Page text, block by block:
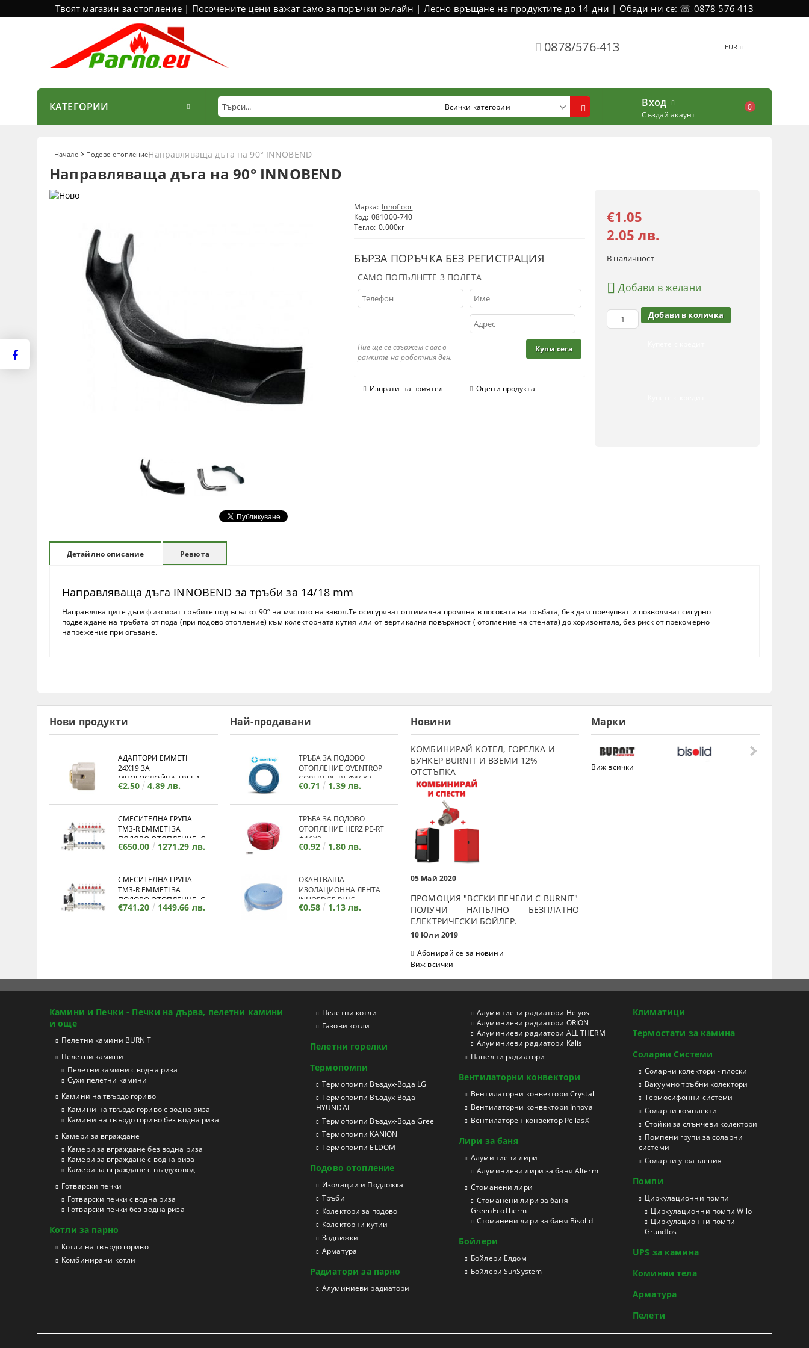
Твоят магазин за отопление | Посочените цени важат само за поръчки онлайн | Лесно връщане на продуктите до 14 дни | Обади ни се: ☏ 0878 576 413
0878/576-413 EUR
КАТЕГОРИИ Вход
Създай акаунт
0
Начало Подово отоплениеНаправляваща дъга на 90° INNOBEND
Направляваща дъга на 90° INNOBEND
Марка: Innofloor
Код: 081000-740
Тегло: 0.000кг
БЪРЗА ПОРЪЧКА БЕЗ РЕГИСТРАЦИЯ
САМО ПОПЪЛНЕТЕ 3 ПОЛЕТА
Ние ще се свържем с вас в
рамките на работния ден.
Изпрати на приятел Оцени продукта
€1.05
2.05 лв.
В наличност
Добави в желани
Детайлно описание Ревюта
Направляваща дъга INNOBEND за тръби за 14/18 mm
Направляващите дъги фиксират тръбите под ъгъл от 90º на мястото на завоя.Те осигуряват оптимална промяна в посоката на тръбата, без да я пречупват и позволяват сигурно
подвеждане на тръбата от пода (при подово отопление) към колекторната кутия или от вертикална повърхност ( отопление на стената) до хоризонтала, без риск от прекомерно
напрежение при огъване.
Нови продукти
АДАПТОРИ EMMETI
24X19 ЗА
МНОГОСЛОЙНА ТРЪБА
€2.50 4.89 лв.
СМЕСИТЕЛНА ГРУПА
TM3-R EMMETI ЗА
ПОДОВО ОТОПЛЕНИЕ, С
КОЛЕКТОР - 12 ИЗВОДА
€650.00 1271.29 лв.
СМЕСИТЕЛНА ГРУПА
TM3-R EMMETI ЗА
ПОДОВО ОТОПЛЕНИЕ, С
КОЛЕКТОР - 11 ИЗВОДА
€741.20 1449.66 лв.
Най-продавани
ТРЪБА ЗА ПОДОВО
ОТОПЛЕНИЕ OVENTROP
COPERT PE-RT Ф16Х2
€0.71 1.39 лв.
ТРЪБА ЗА ПОДОВО
ОТОПЛЕНИЕ HERZ PE-RT
Ф16Х2
€0.92 1.80 лв.
ОКАНТВАЩА
ИЗОЛАЦИОННА ЛЕНТА
INNOEDGE PLUS
€0.58 1.13 лв.
Новини
КОМБИНИРАЙ КОТЕЛ, ГОРЕЛКА И
БУНКЕР BURNIT И ВЗЕМИ 12%
ОТСТЪПКА
05 Май 2020
ПРОМОЦИЯ "ВСЕКИ ПЕЧЕЛИ С BURNIT"
ПОЛУЧИ НАПЪЛНО БЕЗПЛАТНО
ЕЛЕКТРИЧЕСКИ БОЙЛЕР.
10 Юли 2019
Абонирай се за новини
Виж всички
Марки
Виж всички
Камини и Печки - Печки на дърва, пелетни камини
и още
Пелетни камини BURNiT
Пелетни камини
Пелетни камини с водна риза
Сухи пелетни камини
Камини на твърдо гориво
Камини на твърдо гориво с водна риза
Камини на твърдо гориво без водна риза
Камери за вграждане
Камери за вграждане без водна риза
Камери за вграждане с водна риза
Камери за вграждане с въздуховод
Готварски печки
Готварски печки с водна риза
Готварски печки без водна риза
Котли за парно
Котли на твърдо гориво
Kомбинирани котли
Пелетни котли
Газови котли
Пелетни горелки
Термопомпи
Tермопомпи Въздух-Вода LG
Термопомпи Въздух-Вода
HYUNDAI
Термопомпи Въздух-Вода Gree
Термопомпи KANION
Термопомпи ELDOM
Подово отопление
Изолации и Подложка
Тръби
Колектори за подово
Колекторни кутии
Задвижки
Арматура
Радиатори за парно
Aлуминиеви радиатори
Aлуминиеви радиатори Helyos
Aлуминиеви радиатори ORION
Aлуминиеви радиатори ALL THERM
Aлуминиеви радиатори Kalis
Панелни радиатори
Вентилаторни конвектори
Вентилаторни конвектори Crystal
Вентилаторни конвектори Innova
Вентилаторен конвектор PellasX
Лири за баня
Aлуминиеви лири
Алуминиеви лири за баня Alterm
Стоманени лири
Стоманени лири за баня
GreenEcoTherm
Стоманени лири за баня Bisolid
Бойлери
Бойлери Елдом
Бойлери SunSystem
Климатици
Термостати за камина
Соларни Системи
Соларни колектори - плоски
Вакуумно тръбни колектори
Термосифонни системи
Соларни комплекти
Стойки за слънчеви колектори
Помпени групи за соларни
системи
Соларни управления
Помпи
Циркулационни помпи
Циркулационни помпи Wilo
Циркулационни помпи
Grundfos
UPS за камина
Коминни тела
Арматура
Пелети